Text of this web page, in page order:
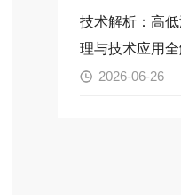
技术解析：高
理与技术应用
2026-06-26